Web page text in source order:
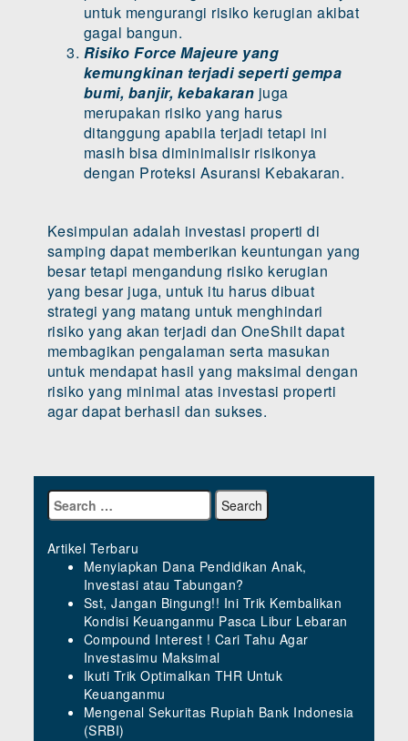
untuk mengurangi risiko kerugian akibat
gagal bangun.
Risiko Force Majeure yang
kemungkinan terjadi seperti gempa
bumi, banjir, kebakaran juga
merupakan risiko yang harus
ditanggung apabila terjadi tetapi ini
masih bisa diminimalisir risikonya
dengan Proteksi Asuransi Kebakaran.
Kesimpulan adalah investasi properti di
samping dapat memberikan keuntungan yang
besar tetapi mengandung risiko kerugian
yang besar juga, untuk itu harus dibuat
strategi yang matang untuk menghindari
risiko yang akan terjadi dan OneShilt dapat
membagikan pengalaman serta masukan
untuk mendapat hasil yang maksimal dengan
risiko yang minimal atas investasi properti
agar dapat berhasil dan sukses.
Artikel Terbaru
Menyiapkan Dana Pendidikan Anak,
Investasi atau Tabungan?
Sst, Jangan Bingung!! Ini Trik Kembalikan
Kondisi Keuanganmu Pasca Libur Lebaran
Compound Interest ! Cari Tahu Agar
Investasimu Maksimal
Ikuti Trik Optimalkan THR Untuk
Keuanganmu
Mengenal Sekuritas Rupiah Bank Indonesia
(SRBI)